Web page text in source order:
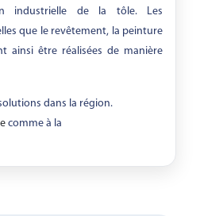
industrielle de la tôle. Les
que le revêtement, la peinture
ainsi être réalisées de manière
dans la région.
comme à la